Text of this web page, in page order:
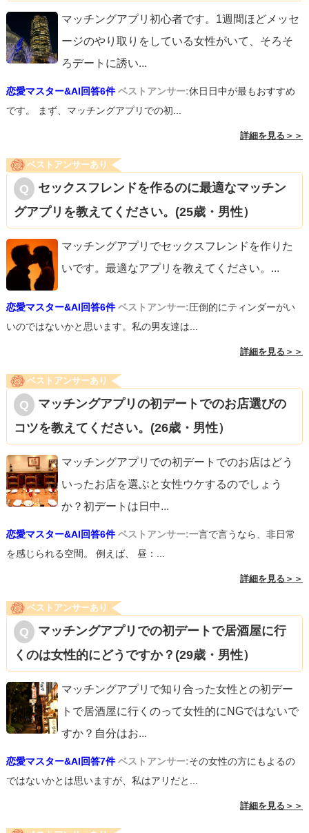
マッチングアプリ初心者です。1週間ほどメッセ
ージのやり取りをしている女性がいて、そろそ
ろデートに誘い...
恋愛マスター&AI回答6件 ベストアンサー:休日日中が最もおすすめ
です。 まず、マッチングアプリでの初...
詳細を見る＞＞
ベストアンサーあり
セックスフレンドを作るのに最適なマッチン
グアプリを教えてください。(25歳・男性）
マッチングアプリでセックスフレンドを作りた
いです。最適なアプリを教えてください。 ...
恋愛マスター&AI回答6件 ベストアンサー:圧倒的にティンダーがい
いのではないかと思います。私の男友達は...
詳細を見る＞＞
ベストアンサーあり
マッチングアプリの初デートでのお店選びの
コツを教えてください。(26歳・男性）
マッチングアプリでの初デートでのお店はどう
いったお店を選ぶと女性ウケするのでしょう
か？初デートは日中...
恋愛マスター&AI回答6件 ベストアンサー:一言で言うなら、非日常
を感じられる空間。 例えば、 昼：...
詳細を見る＞＞
ベストアンサーあり
マッチングアプリでの初デートで居酒屋に行
くのは女性的にどうですか？(29歳・男性）
マッチングアプリで知り合った女性との初デー
トで居酒屋に行くのって女性的にNGではないで
すか？自分はお...
恋愛マスター&AI回答7件 ベストアンサー:その女性の方にもよるの
ではないかとは思いますが、私はアリだと...
詳細を見る＞＞